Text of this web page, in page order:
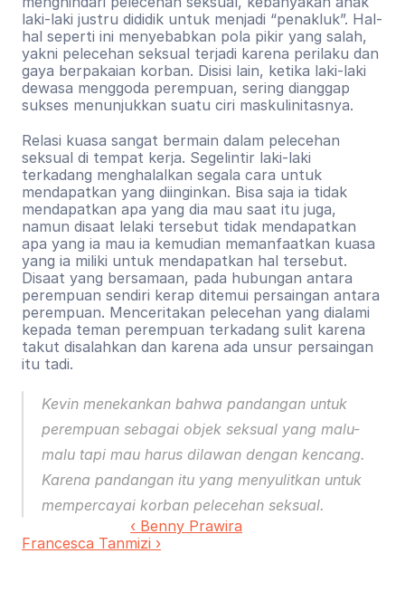
laki-laki justru dididik untuk menjadi “penakluk”. Hal-
hal seperti ini menyebabkan pola pikir yang salah,
yakni pelecehan seksual terjadi karena perilaku dan
gaya berpakaian korban. Disisi lain, ketika laki-laki
dewasa menggoda perempuan, sering dianggap
sukses menunjukkan suatu ciri maskulinitasnya.
Relasi kuasa sangat bermain dalam pelecehan
seksual di tempat kerja. Segelintir laki-laki
terkadang menghalalkan segala cara untuk
mendapatkan yang diinginkan. Bisa saja ia tidak
mendapatkan apa yang dia mau saat itu juga,
namun disaat lelaki tersebut tidak mendapatkan
apa yang ia mau ia kemudian memanfaatkan kuasa
yang ia miliki untuk mendapatkan hal tersebut.
Disaat yang bersamaan, pada hubungan antara
perempuan sendiri kerap ditemui persaingan antara
perempuan. Menceritakan pelecehan yang dialami
kepada teman perempuan terkadang sulit karena
takut disalahkan dan karena ada unsur persaingan
itu tadi.
Kevin menekankan bahwa pandangan untuk
perempuan sebagai objek seksual yang malu-
malu tapi mau harus dilawan dengan kencang.
Karena pandangan itu yang menyulitkan untuk
mempercayai korban pelecehan seksual.
‹ Benny Prawira
Francesca Tanmizi ›